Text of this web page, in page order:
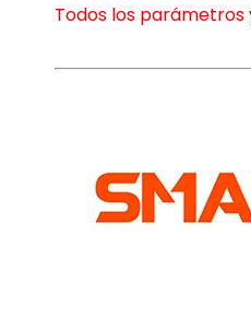
Todos los parámetros